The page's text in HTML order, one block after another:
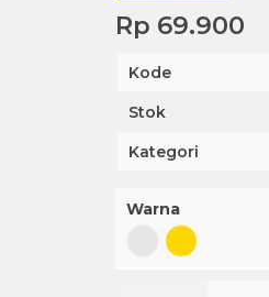
Rp 69.900
Kode
Stok
Kategori
Warna